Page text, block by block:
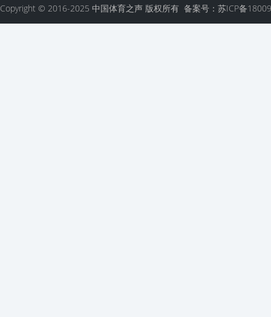
Copyright © 2016-2025 中国体育之声 版权所有 备案号：苏ICP备